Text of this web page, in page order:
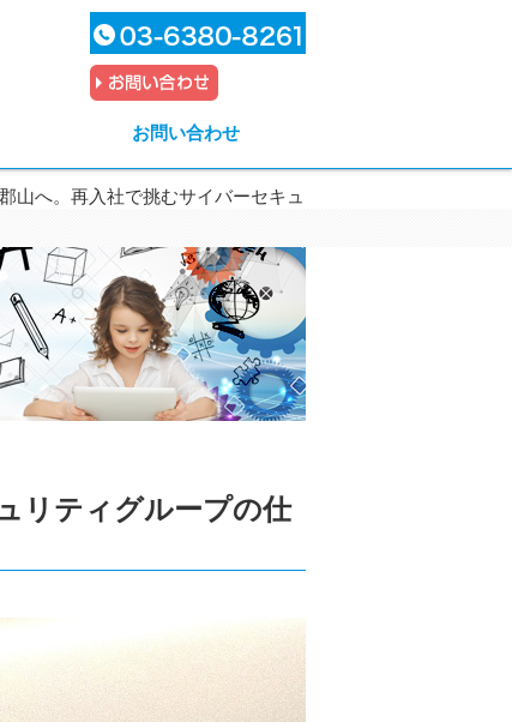
お問い合わせ
山へ。再入社で挑むサイバーセキュ
リティグループの仕